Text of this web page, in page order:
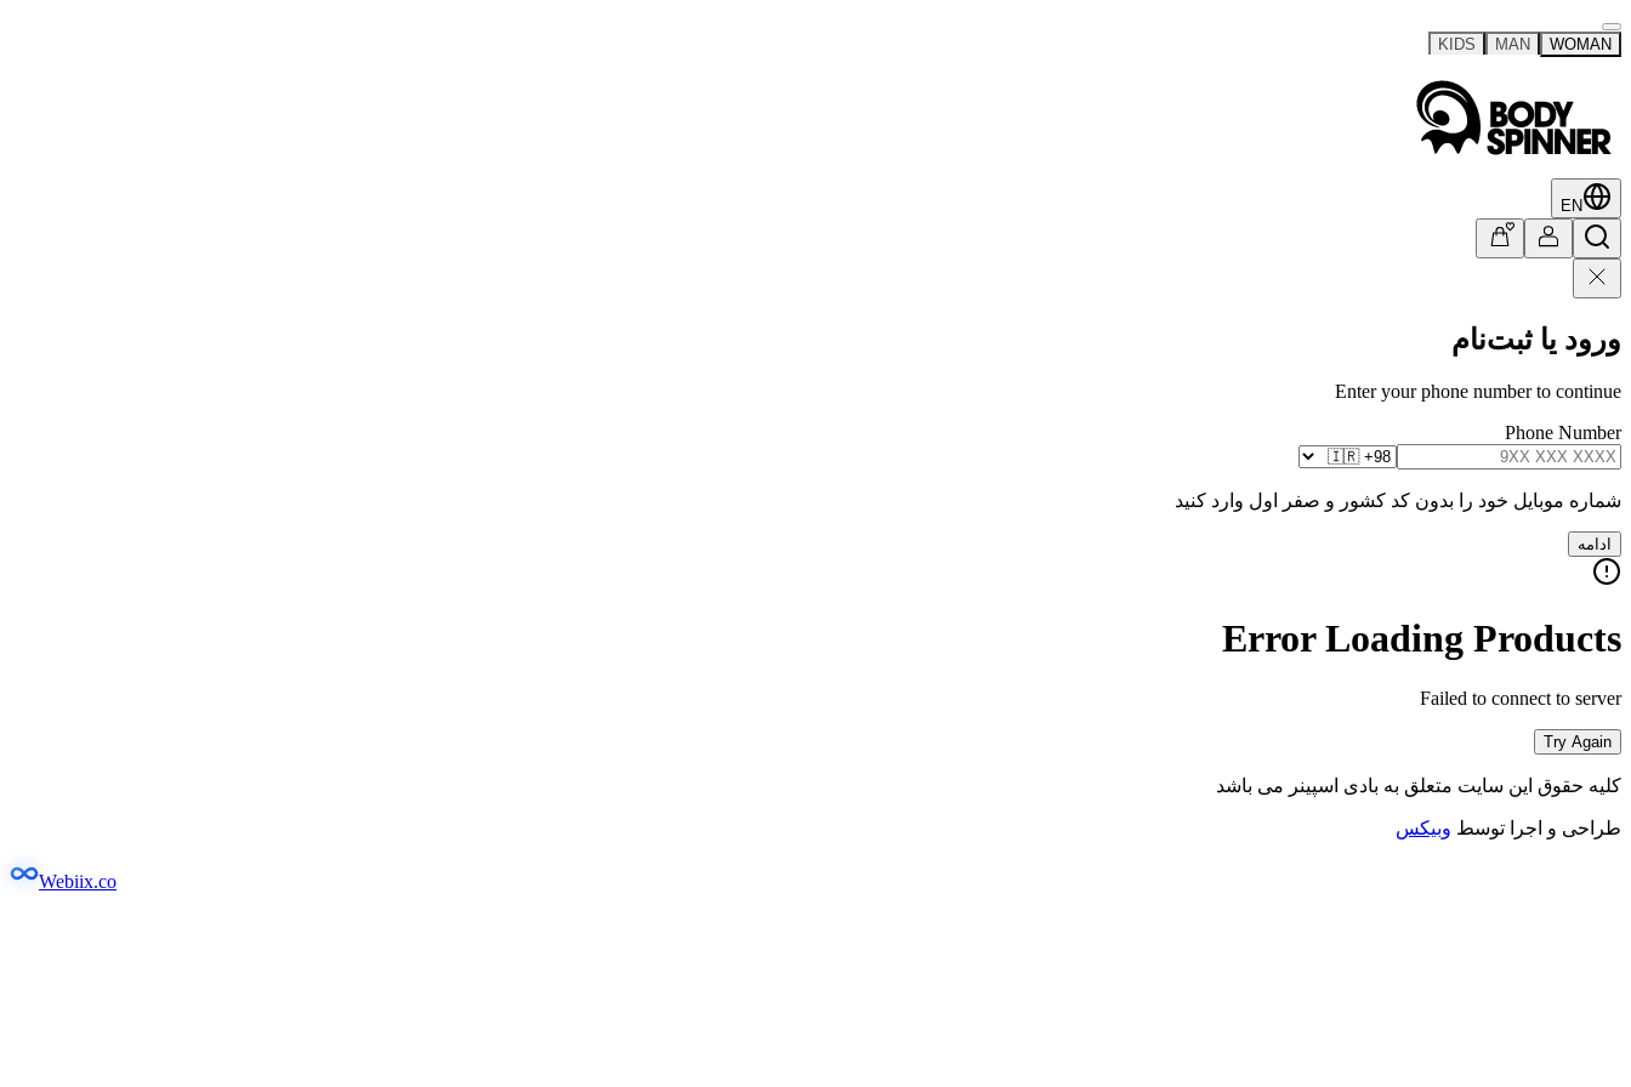
WOMAN
MAN
KIDS
EN
ورود یا ثبت‌نام
Enter your phone number to continue
Phone Number
شماره موبایل خود را بدون کد کشور و صفر اول وارد کنید
ادامه
Error Loading Products
Failed to connect to server
Try Again
کلیه حقوق این سایت متعلق به بادی اسپینر می باشد
طراحی و اجرا توسط وبیکس
Webiix.co